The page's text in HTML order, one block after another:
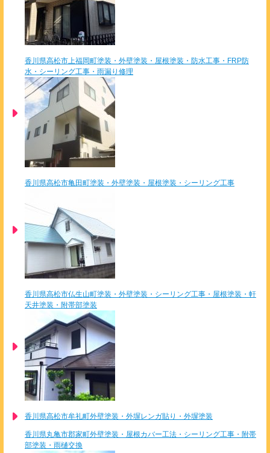
香川県高松市上福岡町塗装・外壁塗装・屋根塗装・防水工事・FRP防
水・シーリング工事・雨漏り修理
香川県高松市亀田町塗装・外壁塗装・屋根塗装・シーリング工事
香川県高松市仏生山町塗装・外壁塗装・シーリング工事・屋根塗装・軒
天井塗装・附帯部塗装
香川県高松市牟礼町外壁塗装・外塀レンガ貼り・外塀塗装
香川県丸亀市郡家町外壁塗装・屋根カバー工法・シーリング工事・附帯
部塗装・雨樋交換